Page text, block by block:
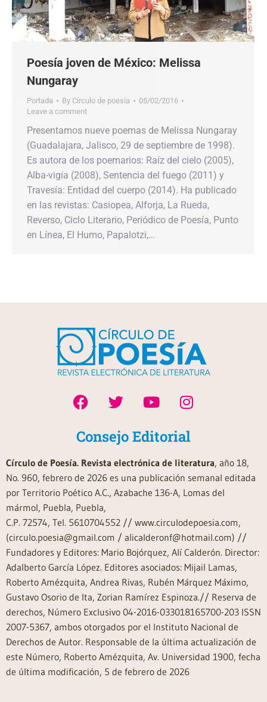
Poesía joven de México: Melissa
Nungaray
Portada By Círculo de poesía
05/02/2016
Leave a comment
Presentamos nueve poemas de Melissa Nungaray
(Guadalajara, Jalisco, 29 de septiembre de 1998).
Es autora de los poemarios: Raíz del cielo (2005),
Alba-vigía (2008), Sentencia del fuego (2011) y
Travesía: Entidad del cuerpo (2014). Ha publicado
en las revistas: Casiopea, Alforja, La Rueda,
Reverso, Ciclo Literario, Periódico de Poesía, Punto
en Línea, El Humo, Papalotzi,…
Consejo Editorial
Círculo de Poesía. Revista electrónica de literatura, año 18,
No. 960, febrero de 2026 es una publicación semanal editada
por Territorio Poético A.C., Azabache 136-A, Lomas del
mármol, Puebla, Puebla,
C.P. 72574, Tel. 5610704552 // www.circulodepoesia.com,
(circulo.poesia@gmail.com / alicalderonf@hotmail.com) //
Fundadores y Editores: Mario Bojórquez, Alí Calderón. Director:
Adalberto García López. Editores asociados: Mijail Lamas,
Roberto Amézquita, Andrea Rivas, Rubén Márquez Máximo,
Gustavo Osorio de Ita, Zorian Ramírez Espinoza.// Reserva de
derechos, Número Exclusivo 04-2016-033018165700-203 ISSN
2007-5367, ambos otorgados por el Instituto Nacional de
Derechos de Autor. Responsable de la última actualización de
este Número, Roberto Amézquita, Av. Universidad 1900, fecha
de última modificación, 5 de febrero de 2026